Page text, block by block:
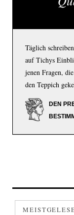
Täglich
auf Tichys
jenen Fragen,
den Teppich
DEN